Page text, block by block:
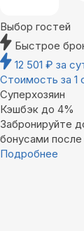
Выбор гостей
Быстрое
12 501 ₽ за
Стоимость за 1
Суперхозяин
Кэшбэк до 4%
Забронируйте
бонусами
Подробнее